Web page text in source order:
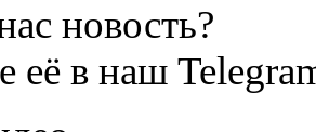
новость?
её в наш